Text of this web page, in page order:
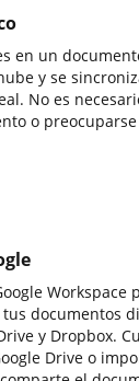
en un
y se
No es
o
Workspace
documentos
y Dropbox.
Drive o